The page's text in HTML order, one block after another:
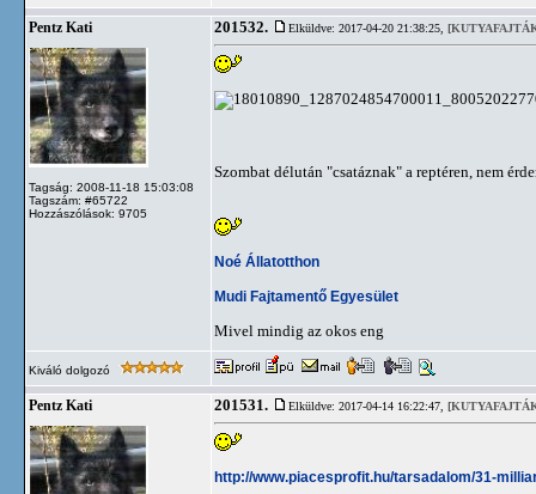
Pentz Kati
Tagság: 2008-11-18 15:03:08
Tagszám: #65722
Hozzászólások: 9705
201532. Elküldve: 2017-04-20 21:38:25,
Szombat délután "csatáznak" a reptéren, nem
Noé Állatotthon
Mudi Fajtamentő Egyesület
Mivel mindig az okos eng
Kiváló dolgozó
Pentz Kati 201531. Elküldve: 2017-04-14 16:22:47,
http://www.piacesprofit.hu/tarsadalom/31-